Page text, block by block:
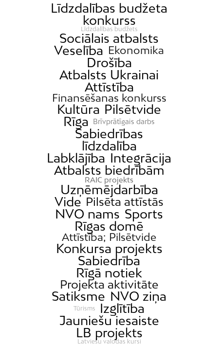
Līdzdalības budžeta
konkurss
Līdzdalības budžets
Sociālais atbalsts
Veselība Ekonomika
Drošība
Atbalsts Ukrainai
Attīstība
Finansēšanas konkurss
Kultūra Pilsētvide
Rīga
Brīvprātīgais darbs
Sabiedrības
līdzdalība
Labklājība Integrācija
Atbalsts biedrībām
RAIC projekts
Uzņēmējdarbība
Vide Pilsēta attīstās
NVO nams Sports
Rīgas domē
Attīstība; Pilsētvide
Konkursa projekts
Sabiedrība
Rīgā notiek
Projekta aktivitāte
Satiksme NVO ziņa
Tūrisms
Izglītība
Jauniešu iesaiste
LB projekts
Latviešu valodas kursi